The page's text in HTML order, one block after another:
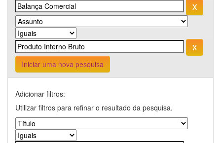
Iniciar uma nova pesquisa
Adicionar filtros:
Utilizar filtros para refinar o resultado da pesquisa.